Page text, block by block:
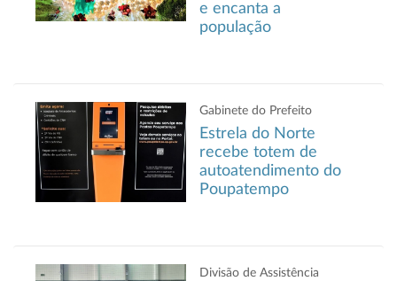
e encanta a
população
Gabinete do Prefeito
Estrela do Norte
recebe totem de
autoatendimento do
Poupatempo
Divisão de Assistência